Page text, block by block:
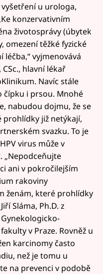
u urologa,
konzervativním
životosprávy (úbytek
omezení těžké fyzické
vyjmenovává
hlavní lékař
Navíc stále
čípku i prsou. Mnohé
nabudou dojmu, že se
již netýkají,
svazku. To je
virus může v
„Nepodceňujte
ani v pokročilejším
rakoviny
ženám, které prohlídky
Sláma, Ph.D. z
v Praze. Rovněž u
karcinomy často
než je tomu u
na prevenci v podobě